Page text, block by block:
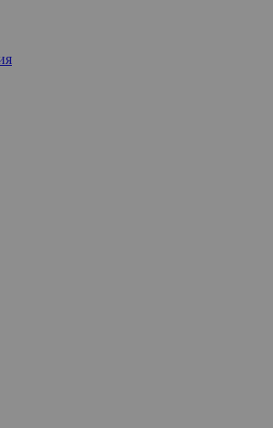
секса — это вопрос, который
именно имеют в виду ученые, говоря о
разберемся вместе.
вопросом, стремясь
Но универсального ответа нет.
у всех разные, и важно, чтобы все
удовольствие.
влияет множество факторов. Важно
не только вагинальный контакт. Это
эмоциональная и физическая